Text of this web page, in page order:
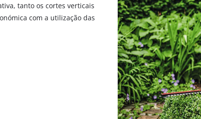
tanto os cortes verticais
com a utilização das